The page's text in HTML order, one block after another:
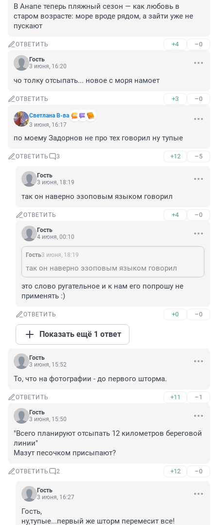
В Анапе теперь пляжный сезон — как любовь в
старом возрасте: море вроде рядом, а зайти уже не
пускают
ОТВЕТИТЬ +4 –0
Гость
3 июня, 16:20
чо толку отсыпать... новое с моря намоет
ОТВЕТИТЬ +3 –0
Светлана В-ва
3 июня, 16:17
по моему Задорнов не про тех говорил ну тупые
ОТВЕТИТЬ 3 +12 –5
Гость
3 июня, 18:19
так он наверно эзоповым языком говорил
ОТВЕТИТЬ +4 –0
Гость
4 июня, 00:10
Гость3 июня, 18:19
так он наверно эзоповым языком говорил
это слово ругательное и к нам его попрошу не
применять :)
ОТВЕТИТЬ +0 –0
Показать ещё 1 ответ
Гость
3 июня, 15:52
То, что на фотографии - до первого шторма.
ОТВЕТИТЬ +11 –1
Гость
3 июня, 15:50
"Всего планируют отсыпать 12 километров береговой
линии"
Мазут песочком присыпают?
ОТВЕТИТЬ 2 +12 –0
Гость
3 июня, 16:27
Гость,
ну,тупые...первый же шторм перемесит все!